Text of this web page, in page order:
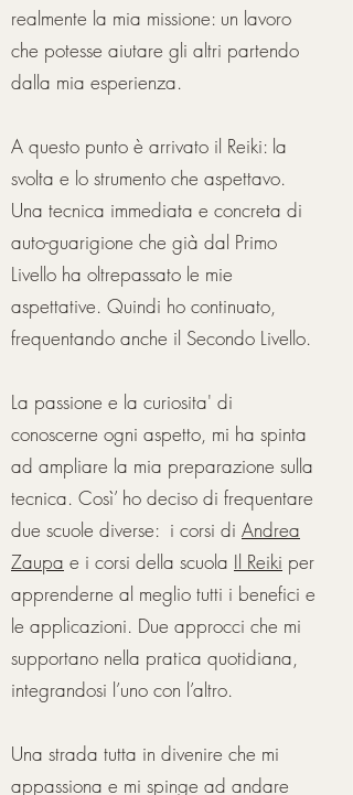
realmente la mia missione: un lavoro
che potesse aiutare gli altri partendo
dalla mia esperienza.
A questo punto è arrivato il Reiki: la
svolta e lo strumento che aspettavo.
Una tecnica immediata e concreta di
auto-guarigione che già dal Primo
Livello ha oltrepassato le mie
aspettative. Quindi ho continuato,
frequentando anche il Secondo Livello.
La passione e la curiosita' di
conoscerne ogni aspetto, mi ha spinta
ad ampliare la mia preparazione sulla
tecnica. Così’ ho deciso di frequentare
due scuole diverse: i corsi di Andrea
Zaupa e i corsi della scuola Il Reiki per
apprenderne al meglio tutti i benefici e
le applicazioni. Due approcci che mi
supportano nella pratica quotidiana,
integrandosi l’uno con l’altro.
Una strada tutta in divenire che mi
appassiona e mi spinge ad andare